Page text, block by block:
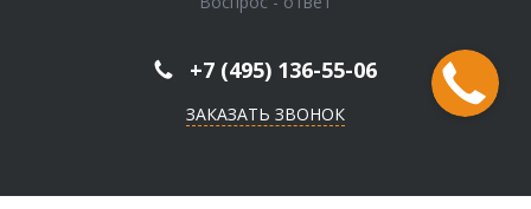
+7 (495) 136-55-06
ЗАКАЗАТЬ ЗВОНОК